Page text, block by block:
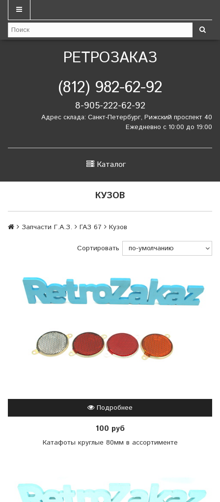
РЕТРОЗАКАЗ
(812) 982-62-92
8-905-222-62-92
Адрес склада: Санкт-Петербург, Рижский проспект 40
Ежедневно с 10:00 до 19:00
Каталог
КУЗОВ
Запчасти Г.А.З. ГАЗ 67 Кузов
Сортировать
Подробнее
100 руб
Катафоты круглые 80мм в ассортименте